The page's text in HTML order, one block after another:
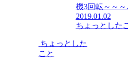
機3回転～～～
2019.01.02
ちょっとした
ちょっとした
こと